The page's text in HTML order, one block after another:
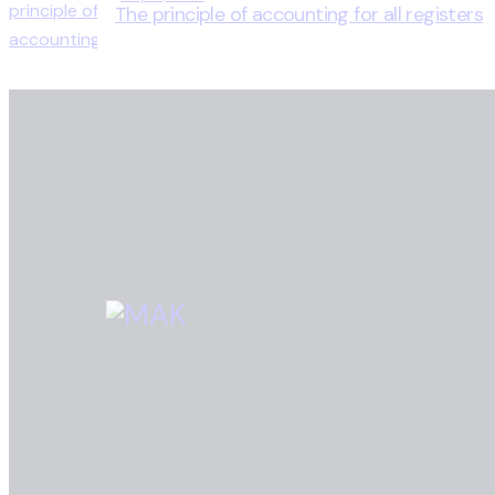
The principle of accounting for all registers